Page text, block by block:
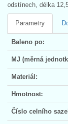
odstínech, délka
Parametry
Baleno po:
MJ (měrná
Materiál:
Hmotnost:
Číslo celního